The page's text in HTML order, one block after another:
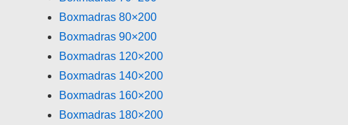
Boxmadras 80×200
Boxmadras 90×200
Boxmadras 120×200
Boxmadras 140×200
Boxmadras 160×200
Boxmadras 180×200